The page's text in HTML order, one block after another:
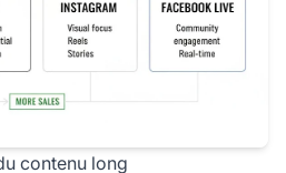
contenu long